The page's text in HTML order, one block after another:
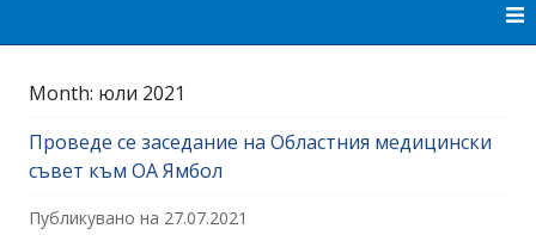
Month: юли 2021
Проведе се заседание на Областния медицински
съвет към ОА Ямбол
Публикувано на 27.07.2021